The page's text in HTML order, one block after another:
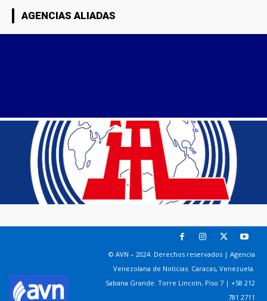
AGENCIAS ALIADAS
© AVN – 2024. Derechos reservados | Agencia
Venezolana de Noticias. Caracas, Venezuela.
Sabana Grande. Torre Lincoln, Piso 7 | +58 212
781 2711